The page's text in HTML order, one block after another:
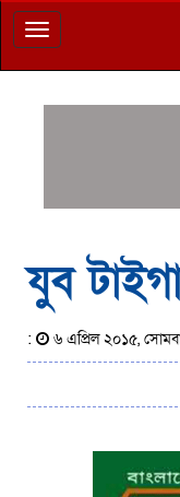
Toggle
navigation
যুব
: ৬ এপ্রিল ২০১৫,